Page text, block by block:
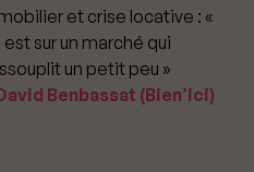
et crise locative : «
est sur un marché qui
un petit peu »
Benbassat (Bien’ici)